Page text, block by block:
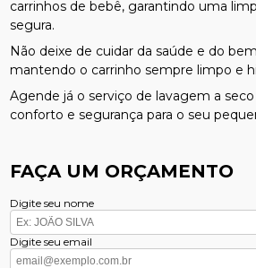
carrinhos de bebê, garantindo uma
segura.
Não deixe de cuidar da saúde e do
mantendo o carrinho sempre limpo e
Agende já o serviço de lavagem a
conforto e segurança para o seu
FAÇA UM ORÇAMENTO
Digite seu nome
Digite seu email